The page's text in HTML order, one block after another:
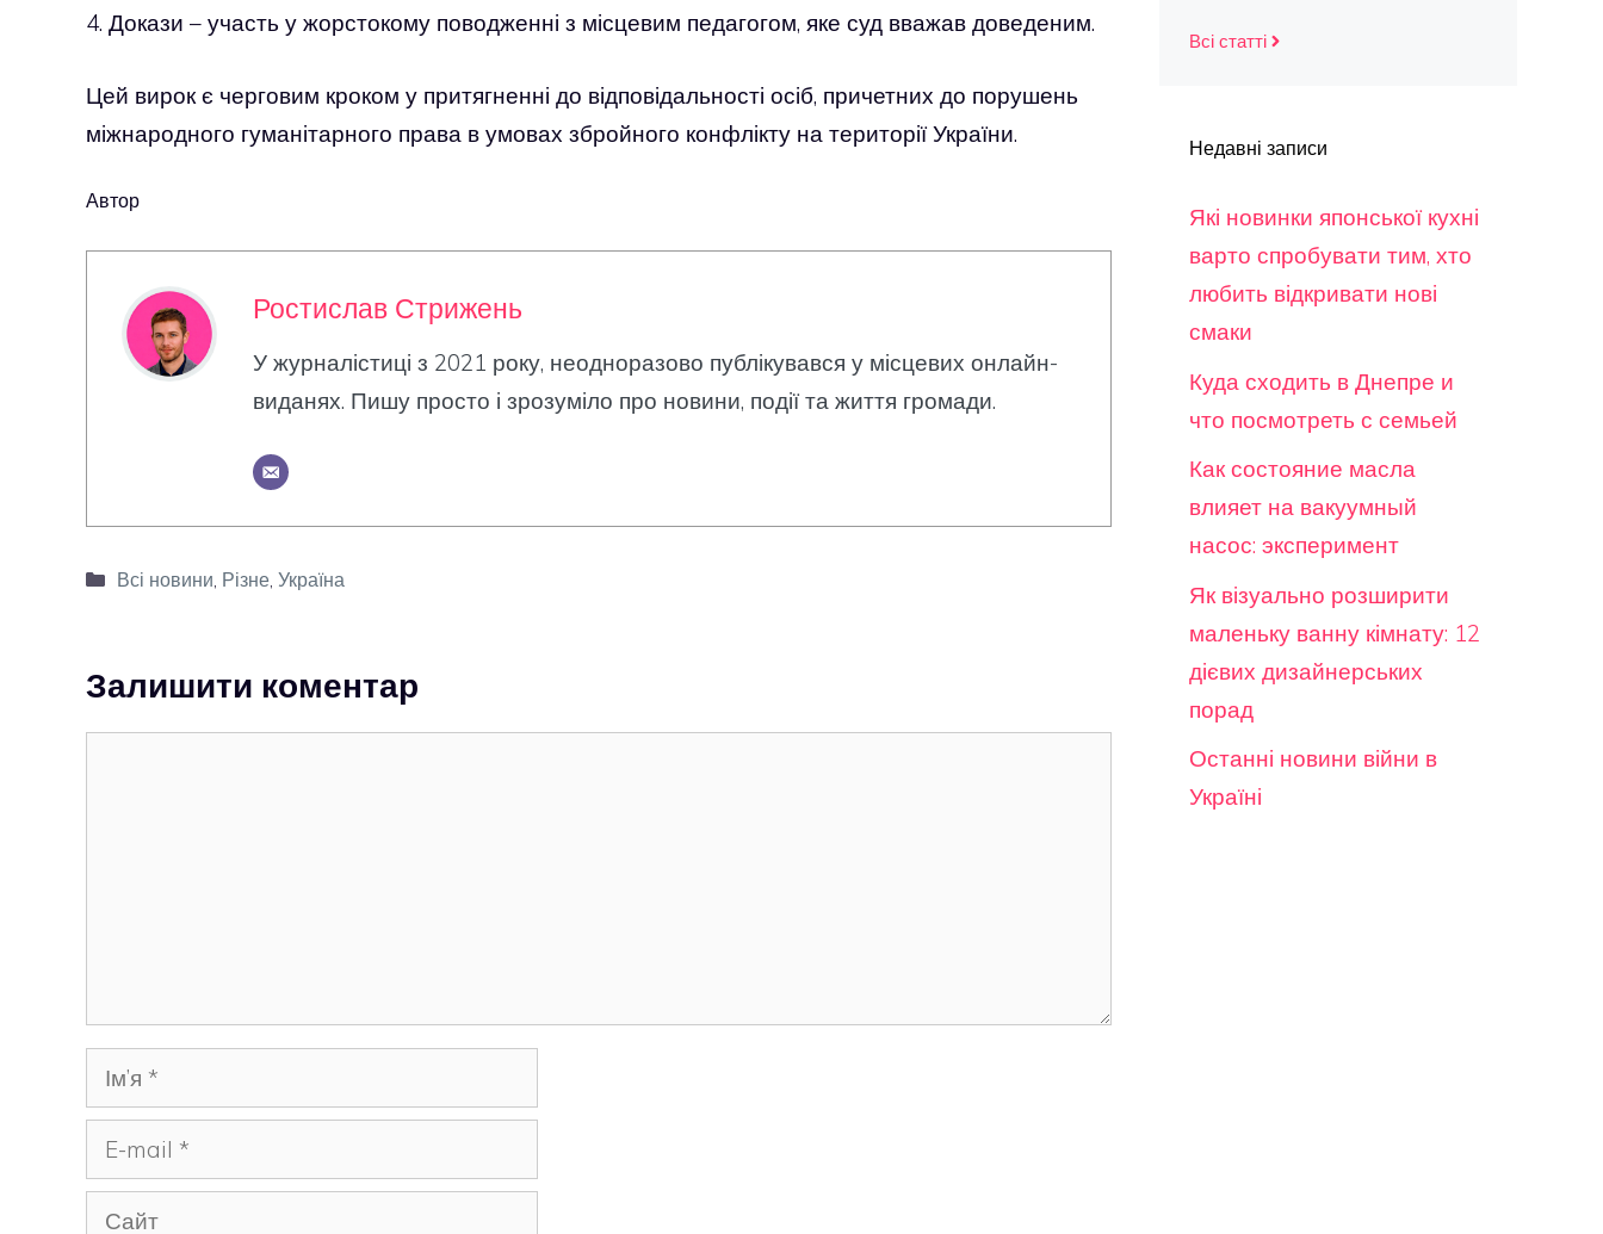
4. Докази – участь у жорстокому поводженні з місцевим педагогом, яке суд вважав доведеним.
Цей вирок є черговим кроком у притягненні до відповідальності осіб, причетних до порушень
міжнародного гуманітарного права в умовах збройного конфлікту на території України.
Автор
Ростислав Стрижень
У журналістиці з 2021 року, неодноразово публікувався у місцевих онлайн-
виданях. Пишу просто і зрозуміло про новини, події та життя громади.
Категорії
Всі новини Різне, Україна
Залишити коментар
Ім’я
mail
Сайт
Всі статті
Недавні записи
Які новинки японської кухні
варто спробувати тим, хто
любить відкривати нові
смаки
Куда сходить в Днепре и
что посмотреть с семьей
Как состояние масла
влияет на вакуумный
насос: эксперимент
Як візуально розширити
маленьку ванну кімнату: 12
дієвих дизайнерських
порад
Останні новини війни в
Україні